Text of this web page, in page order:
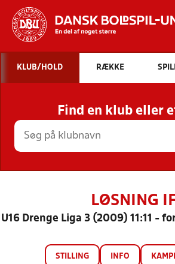
STILLINGER, RESULTATER,
HOLD
KLUB/HOLD RÆKKE
Find en klub eller
LØSNING
U16 Drenge Liga 3 (2009) 11:11 -
STILLING INFO